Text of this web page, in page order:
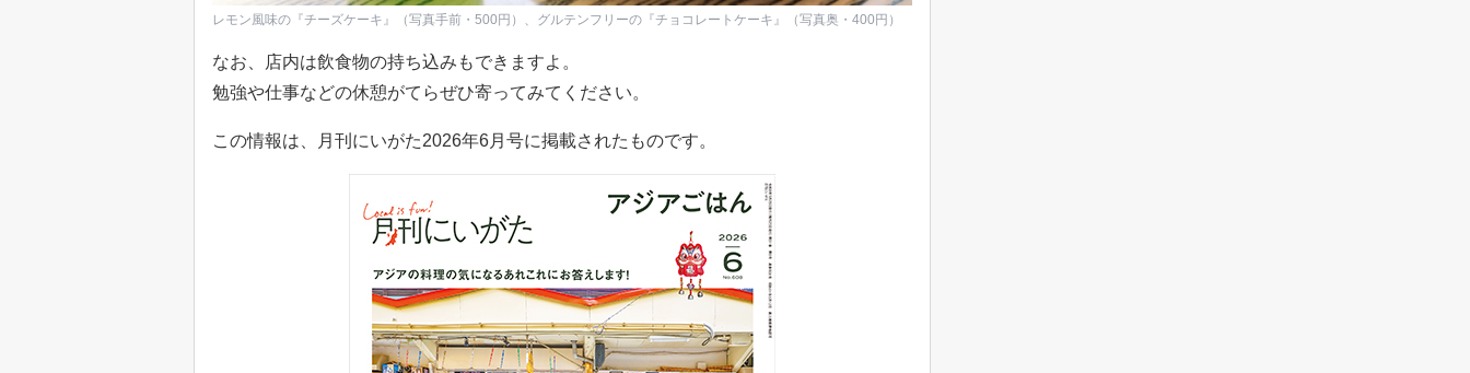
レモン風味の『チーズケーキ』（写真手前・500円）、グルテンフリーの『チョコレートケーキ』（写真奥・400円）
なお、店内は飲食物の持ち込みもできますよ。
勉強や仕事などの休憩がてらぜひ寄ってみてください。
この情報は、月刊にいがた2026年6月号に掲載されたものです。